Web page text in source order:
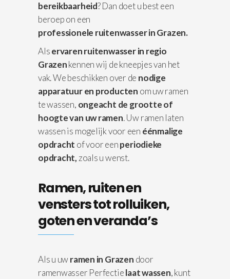
bereikbaarheid? Dan doet u best een
beroep on een
professionele ruitenwasser in Grazen.
Alservaren ruitenwasser in regio
Grazenkennen wij de kneepjes van het
vak. We beschikken over de nodige
apparatuuren producten om uw ramen
te wassen, ongeacht de grootte of
hoogte van uw ramen. Uw ramen laten
wassen is mogelijk voor een éénmalige
opdracht of voor eenperiodieke
opdracht, zoals u wenst.
Ramen, ruiten en
vensters tot rolluiken,
goten en veranda’s
Als u uwramen in Grazen door
ramenwasser Perfectielaat wassen, kunt